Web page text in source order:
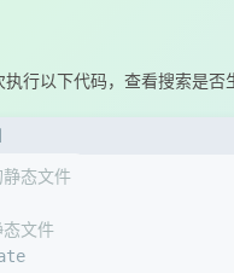
行以下代码，查看搜索是否
态文件
文件